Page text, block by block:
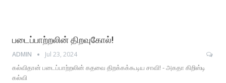
படைப்பாற்றலின் திறவுகோல்!
ADMIN Jul 23, 2024
கல்விதான் படைப்பாற்றலின் கதவை திறக்கக்கூடிய சாவி! - அகதா கிறிஸ்டி
கல்வி